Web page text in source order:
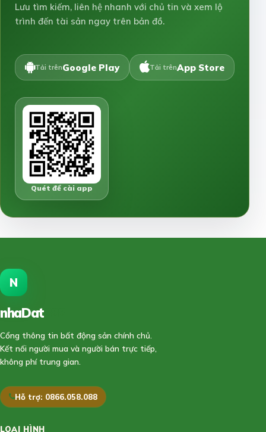
Lưu tìm kiếm, liên hệ nhanh với chủ tin và xem lộ
trình đến tài sản ngay trên bản đồ.
Tải trênGoogle Play Tải trênApp Store
Quét để cài app
N
nhaDat
Cổng thông tin bất động sản chính chủ.
Kết nối người mua và người bán trực tiếp,
không phí trung gian.
Hỗ trợ: 0866.058.088
LOẠI HÌNH